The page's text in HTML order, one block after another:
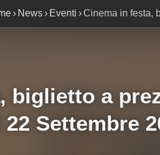
News Eventi
Cinema in festa,
2022
biglietto a
Settembre